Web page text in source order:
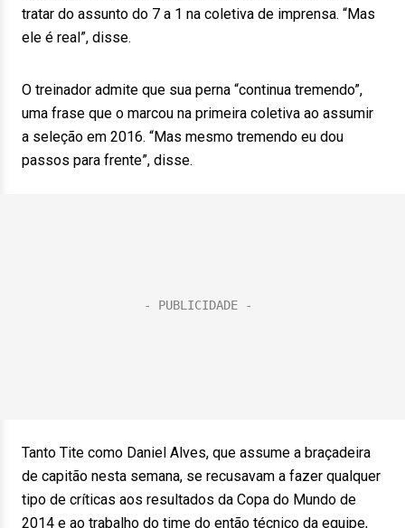
tratar do assunto do 7 a 1 na coletiva de imprensa. “Mas
ele é real”, disse.
O treinador admite que sua perna “continua tremendo”,
uma frase que o marcou na primeira coletiva ao assumir
a seleção em 2016. “Mas mesmo tremendo eu dou
passos para frente”, disse.
Tanto Tite como Daniel Alves, que assume a braçadeira
de capitão nesta semana, se recusavam a fazer qualquer
tipo de críticas aos resultados da Copa do Mundo de
2014 e ao trabalho do time do então técnico da equipe,